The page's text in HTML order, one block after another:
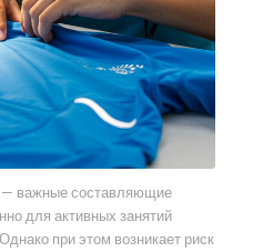
— важные составляющие
для активных занятий
при этом возникает риск